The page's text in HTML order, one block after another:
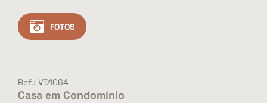
FOTOS
Ref.: VD1064
Casa em Condomínio